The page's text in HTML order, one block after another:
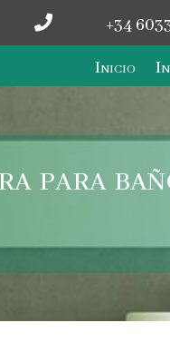
 +34
Inicio
para